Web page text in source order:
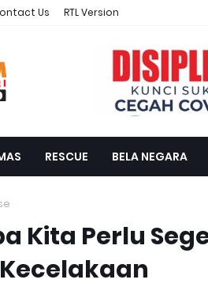
Us RTL Version
RESCUE BELA NEGARA
Kita Perlu